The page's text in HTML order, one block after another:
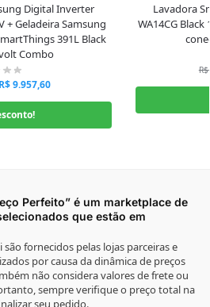
Digital Inverter
+ Geladeira Samsung
391L Black
Combo
R$9.957,60
Lavadora
WA14CG
R$
Perfeito” é um marketplace de
que estão em
fornecidos pelas lojas parceiras e
por causa da dinâmica de preços
não considera valores de frete ou
sempre verifique o preço total na
seu pedido.